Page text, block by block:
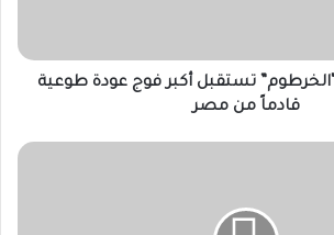
تستقبل أكبر فوج عودة طوعية
قادماً من مصر